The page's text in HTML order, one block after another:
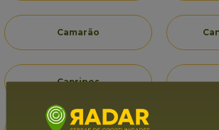
Camarão
Caprinos